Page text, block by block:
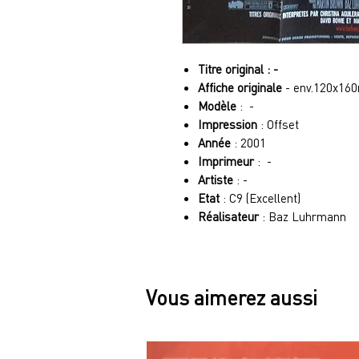
Titre original : -
Affiche originale -
Modèle : -
Impression : Offset
Année : 2001
Imprimeur: -
Artiste : -
Etat : C9 (Excellent)
Réalisateur : Baz Luhrmann
Vous aimerez aussi